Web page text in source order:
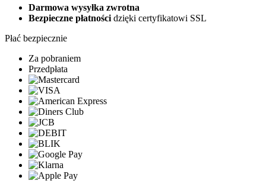
Darmowa wysyłka zwrotna
Bezpieczne płatnościdzięki certyfikatowi SSL
Płać bezpiecznie
Za pobraniem
Przedpłata